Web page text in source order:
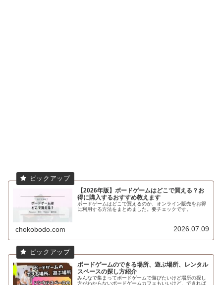
【2026年版】ボードゲームはどこで買える？お
得に購入するおすすめ教えます
ボードゲームはどこで買えるのか、オンライン販売をお得
に利用する方法をまとめました。要チェックです。
chokobodo.com 2026.07.09
ボードゲームのできる場所、遊ぶ場所、レンタル
スペースの探し方紹介
みんなで集まってボードゲームで遊びたいけど場所の探し
方がわからないボードゲームカフェもいいけど、できれば